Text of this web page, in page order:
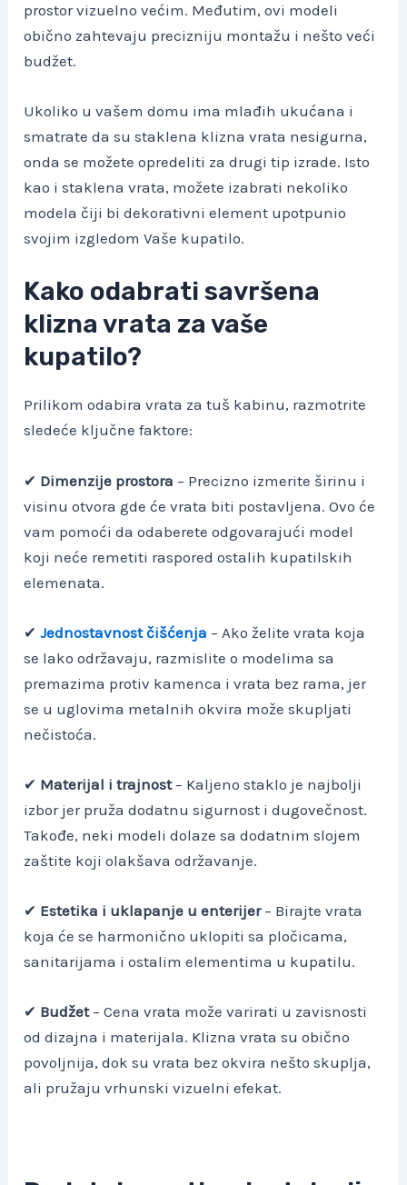
prostor vizuelno većim. Međutim, ovi modeli
obično zahtevaju precizniju montažu i nešto veći
budžet.
Ukoliko u vašem domu ima mlađih ukućana i
smatrate da su staklena klizna vrata nesigurna,
onda se možete opredeliti za drugi tip izrade. Isto
kao i staklena vrata, možete izabrati nekoliko
modela čiji bi dekorativni element upotpunio
svojim izgledom Vaše kupatilo.
Kako odabrati savršena
klizna vrata za vaše
kupatilo?
Prilikom odabira vrata za tuš kabinu, razmotrite
sledeće ključne faktore:
✔ Dimenzije prostora – Precizno izmerite širinu i
visinu otvora gde će vrata biti postavljena. Ovo će
vam pomoći da odaberete odgovarajući model
koji neće remetiti raspored ostalih kupatilskih
elemenata.
✔Jednostavnost čišćenja – Ako želite vrata koja
se lako održavaju, razmislite o modelima sa
premazima protiv kamenca i vrata bez rama, jer
se u uglovima metalnih okvira može skupljati
nečistoća.
✔ Materijal i trajnost– Kaljeno staklo je najbolji
izbor jer pruža dodatnu sigurnost i dugovečnost.
Takođe, neki modeli dolaze sa dodatnim slojem
zaštite koji olakšava održavanje.
✔ Estetika i uklapanje u enterijer– Birajte vrata
koja će se harmonično uklopiti sa pločicama,
sanitarijama i ostalim elementima u kupatilu.
✔ Budžet– Cena vrata može varirati u zavisnosti
od dizajna i materijala. Klizna vrata su obično
povoljnija, dok su vrata bez okvira nešto skuplja,
ali pružaju vrhunski vizuelni efekat.